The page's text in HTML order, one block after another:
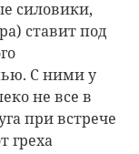
силовики,
ставит под
С ними у
не все в
при встрече
греха